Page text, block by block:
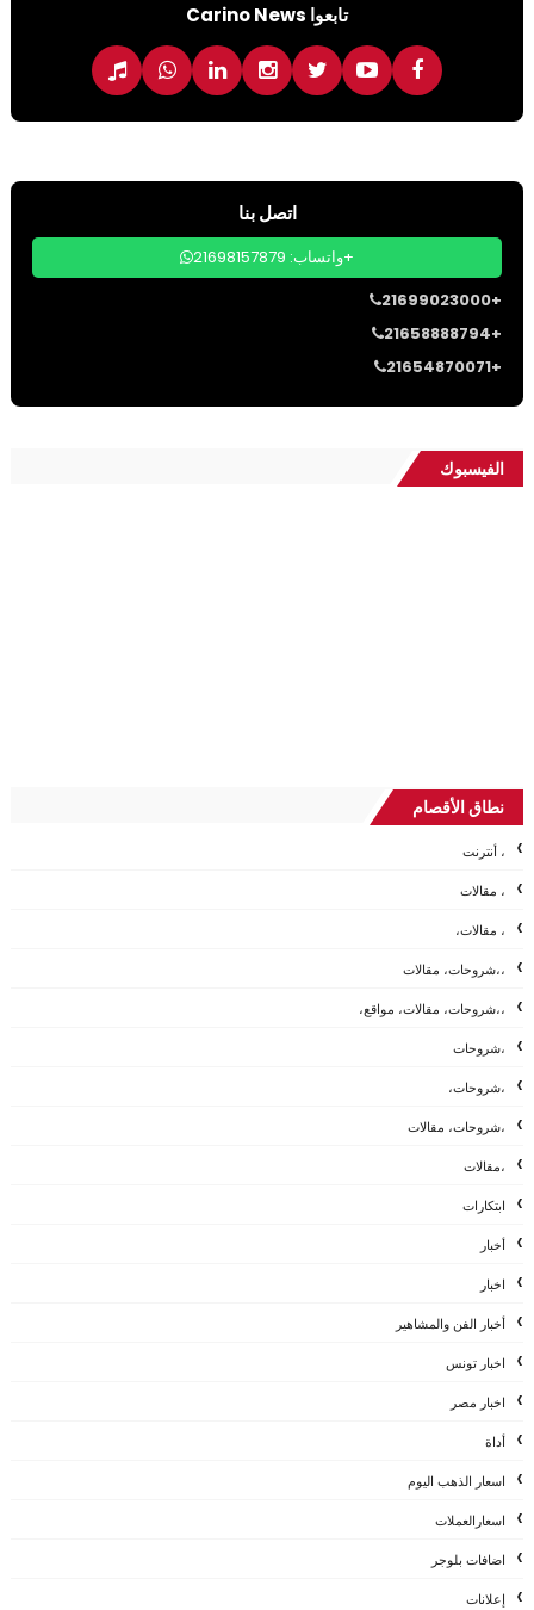
تابعوا Carino News
اتصل بنا
واتساب: 21698157879+
21699023000+
21658888794+
21654870071+
الفيسبوك
نطاق الأقصام
، أنترنت
، مقالات
، مقالات،
،،شروحات، مقالات
،،شروحات، مقالات، مواقع،
،شروحات
،شروحات،
،شروحات، مقالات
،مقالات
ابتكارات
أخبار
اخبار
أخبار الفن والمشاهير
اخبار تونس
اخبار مصر
أداة
اسعار الذهب اليوم
اسعارالعملات
اضافات بلوجر
إعلانات